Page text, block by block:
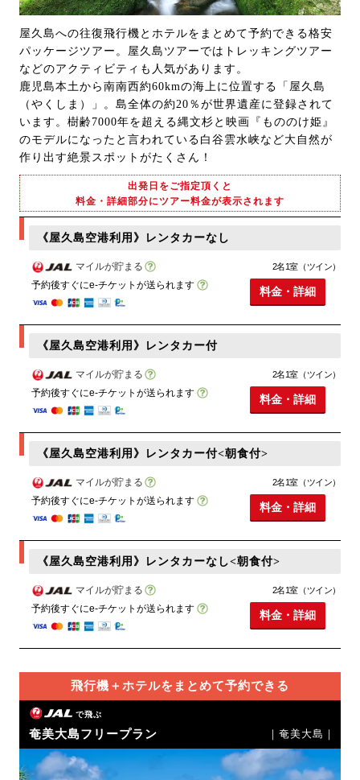
屋久島への往復飛行機とホテルをまとめて予約できる格安
パッケージツアー。屋久島ツアーではトレッキングツアー
などのアクティビティも人気があります。
鹿児島本土から南南西約60kmの海上に位置する「屋久島
（やくしま）」。島全体の約20％が世界遺産に登録されて
います。樹齢7000年を超える縄文杉と映画『もののけ姫』
のモデルになったと言われている白谷雲水峡など大自然が
作り出す絶景スポットがたくさん！
出発日をご指定頂くと
料金・詳細部分にツアー料金が表示されます
《屋久島空港利用》レンタカーなし
マイルが貯まる
予約後すぐにe-チケットが送られます
2名1室（ツイン）
料金・詳細
《屋久島空港利用》レンタカー付
マイルが貯まる
予約後すぐにe-チケットが送られます
2名1室（ツイン）
料金・詳細
《屋久島空港利用》レンタカー付<朝食付>
マイルが貯まる
予約後すぐにe-チケットが送られます
2名1室（ツイン）
料金・詳細
《屋久島空港利用》レンタカーなし<朝食付>
マイルが貯まる
予約後すぐにe-チケットが送られます
2名1室（ツイン）
料金・詳細
飛行機＋ホテルをまとめて予約できる
で飛ぶ
奄美大島フリープラン ｜奄美大島｜